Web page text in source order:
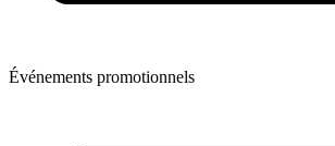
Événements promotionnels